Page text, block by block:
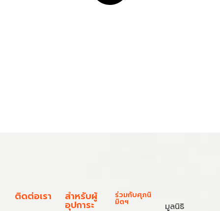
ติดต่อเรา สำหรับผู้
อุปการะ
ร่วมกับศุภนิ
มิตฯ
มูลนิธิ